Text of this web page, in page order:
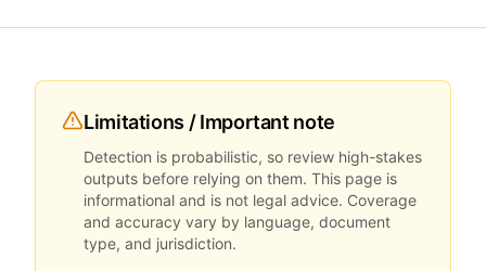
Limitations / Important note
Detection is probabilistic, so review high-stakes
outputs before relying on them. This page is
informational and is not legal advice. Coverage
and accuracy vary by language, document
type, and jurisdiction.